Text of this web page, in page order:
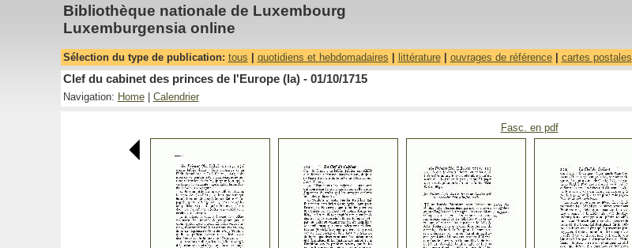
Bibliothèque nationale de Luxembourg
Luxemburgensia online
Sélection du type de publication: tous quotidiens et hebdomadaires littérature| ouvrages de référence| cartes postales
Clef du cabinet des princes de l'Europe (la) - 01/10/1715
Navigation: Home| Calendrier
Fasc. en pdf